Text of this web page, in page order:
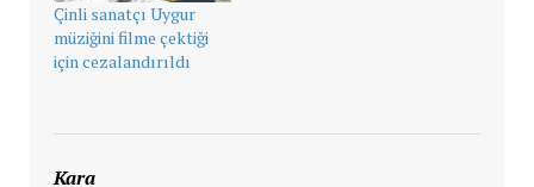
Çinli sanatçı Uygur
müziğini filme çektiği
için cezalandırıldı
Kara